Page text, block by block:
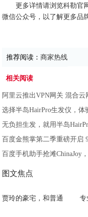
更多详情请浏览科勒官
微信公众号，以了解更多品
推荐阅读：商家热线
相关阅读
阿里云推出VPN网关 混合云
选择半岛HairPro生发仪，体
无负担生发，就用半岛
百度金熊掌第二季重磅开启
百度手机助手抢滩ChinaJoy
图文焦点
贾玲的豪宅，和普通 专